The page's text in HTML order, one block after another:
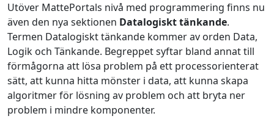
Utöver MattePortals nivå med programmering finns nu
även den nya sektionen Datalogiskt tänkande.
Termen Datalogiskt tänkande kommer av orden Data,
Logik och Tänkande. Begreppet syftar bland annat till
förmågorna att lösa problem på ett processorienterat
sätt, att kunna hitta mönster i data, att kunna skapa
algoritmer för lösning av problem och att bryta ner
problem i mindre komponenter.